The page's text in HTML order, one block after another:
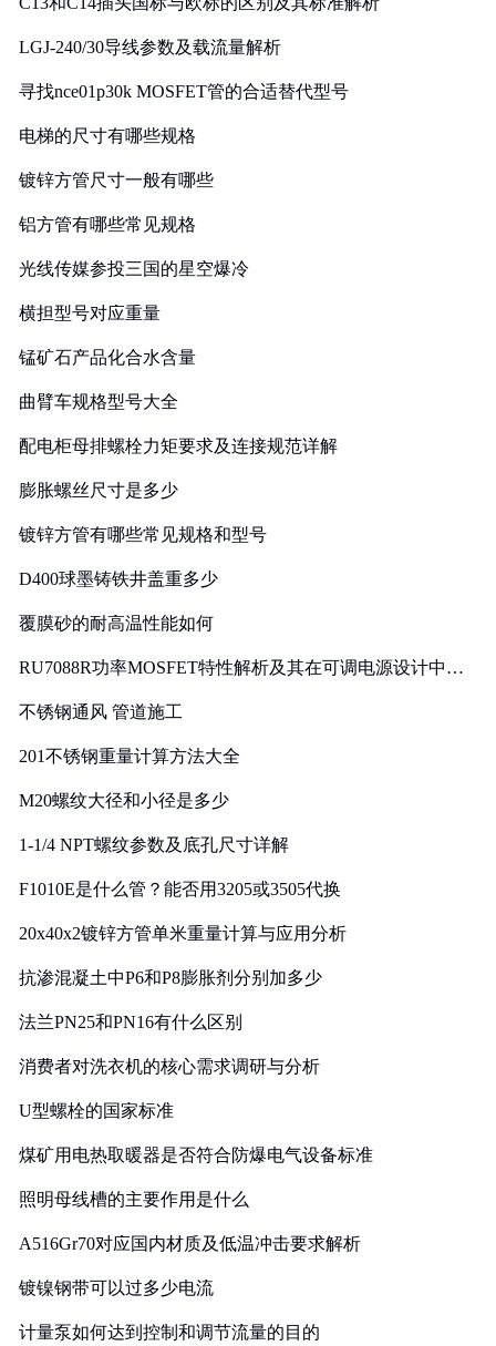
LGJ-240/30导线参数及载流量解析
寻找nce01p30k MOSFET管的合适替代型号
电梯的尺寸有哪些规格
镀锌方管尺寸一般有哪些
铝方管有哪些常见规格
光线传媒参投三国的星空爆冷
横担型号对应重量
锰矿石产品化合水含量
曲臂车规格型号大全
配电柜母排螺栓力矩要求及连接规范详解
膨胀螺丝尺寸是多少
镀锌方管有哪些常见规格和型号
D400球墨铸铁井盖重多少
覆膜砂的耐高温性能如何
RU7088R功率MOSFET特性解析及其在可调电源设计中的
不锈钢通风 管道施工
201不锈钢重量计算方法大全
M20螺纹大径和小径是多少
1-1/4 NPT螺纹参数及底孔尺寸详解
F1010E是什么管？能否用3205或3505代换
20x40x2镀锌方管单米重量计算与应用分析
抗渗混凝土中P6和P8膨胀剂分别加多少
法兰PN25和PN16有什么区别
消费者对洗衣机的核心需求调研与分析
U型螺栓的国家标准
煤矿用电热取暖器是否符合防爆电气设备标准
照明母线槽的主要作用是什么
A516Gr70对应国内材质及低温冲击要求解析
镀镍钢带可以过多少电流
计量泵如何达到控制和调节流量的目的